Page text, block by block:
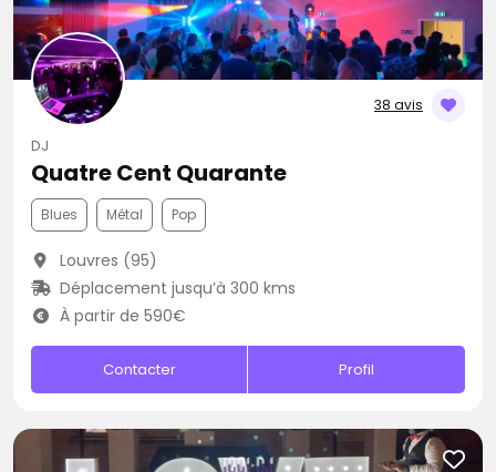
38 avis
DJ
Quatre Cent Quarante
Blues Métal Pop
Louvres (95)
Déplacement jusqu’à 300 kms
À partir de 590€
Contacter Profil